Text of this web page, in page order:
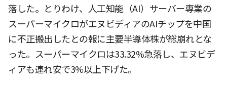
落した。とりわけ、人工知能（AI）サーバー専業の
スーパーマイクロがエヌビディアのAIチップを中国
に不正搬出したとの報に主要半導体株が総崩れとな
った。スーパーマイクロは33.32%急落し、エヌビデ
ィアも連れ安で3%以上下げた。